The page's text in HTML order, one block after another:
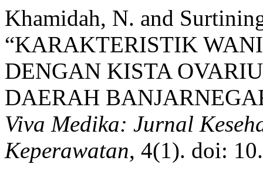
Khamidah, N. and
“KARAKTERISTIK
DENGAN KISTA
DAERAH
Viva Medika: Jurnal
Keperawatan, 4(1). doi: